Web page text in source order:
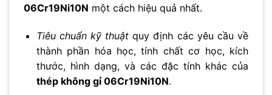
06Cr19Ni10N một cách hiệu quả nhất.
Tiêu chuẩn kỹ thuật quy định các yêu cầu về
thành phần hóa học, tính chất cơ học, kích
thước, hình dạng, và các đặc tính khác của
thép không gỉ 06Cr19Ni10N.